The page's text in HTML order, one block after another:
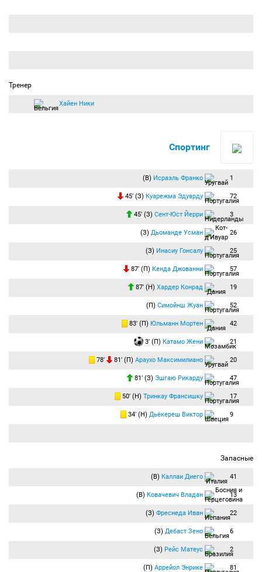
Тренер
Хайен Ники
Спортинг
(В) Исраэль Франко 1
45′ (З) Куарежма Эдуарду 72
45′ (З) Сент-Юст Йерри 3
(З) Дьоманде Усман 26
(З) Инасиу Гонсалу 25
87′ (П) Кенда Джованни 57
87′ (Н) Хардер Конрад 19
(П) Симойнш Жуан 52
83′ (П) Юльманн Мортен 42
3′ (П) Катамо Жени 21
78′ 81′ (П) Араухо Максимилиано 20
81′ (З) Эшгаю Рикарду 47
50′ (Н) Тринкау Франсишку 17
34′ (Н) Дьёкереш Виктор 9
Запасные
(В) Каллаи Диего 41
(В) Ковачевич Владан 13
(З) Фреснеда Иван 22
(З) Дебаст Зено 6
(З) Рейс Матеус 2
(П) Аррейол Энрике 81